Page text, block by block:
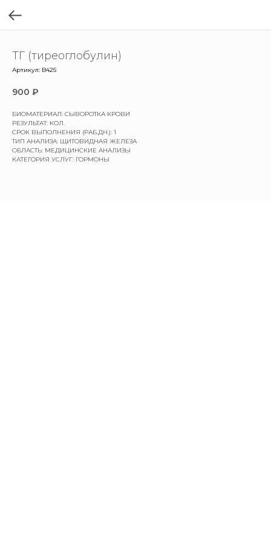
ТГ (тиреоглобулин)
Артикул: B425
900 ₽
БИОМАТЕРИАЛ: СЫВОРОТКА КРОВИ
РЕЗУЛЬТАТ: КОЛ.
СРОК ВЫПОЛНЕНИЯ (РАБ.ДН.): 1
ТИП АНАЛИЗА: ЩИТОВИДНАЯ ЖЕЛЕЗА
ОБЛАСТЬ: МЕДИЦИНСКИЕ АНАЛИЗЫ
КАТЕГОРИЯ УСЛУГ: ГОРМОНЫ